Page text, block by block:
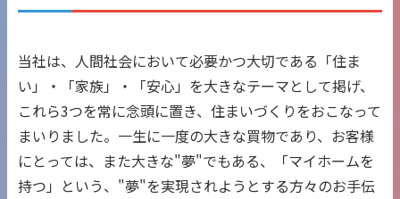
当社は、人間社会において必要かつ大切である「住ま
い」・「家族」・「安心」を大きなテーマとして掲げ、
これら3つを常に念頭に置き、住まいづくりをおこなって
まいりました。一生に一度の大きな買物であり、お客様
にとっては、また大きな"夢"でもある、「マイホームを
持つ」という、"夢"を実現されようとする方々のお手伝